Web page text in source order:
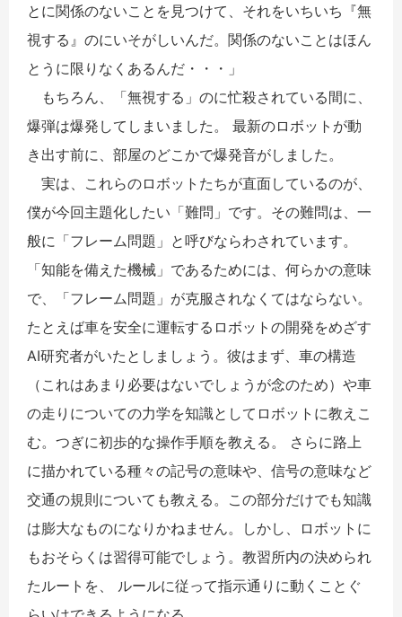
とに関係のないことを見つけて、それをいちいち『無
視する』のにいそがしいんだ。関係のないことはほん
とうに限りなくあるんだ・・・」
もちろん、「無視する」のに忙殺されている間に、
爆弾は爆発してしまいました。 最新のロボットが動
き出す前に、部屋のどこかで爆発音がしました。
実は、これらのロボットたちが直面しているのが、
僕が今回主題化したい「難問」です。その難問は、一
般に「フレーム問題」と呼びならわされています。
「知能を備えた機械」であるためには、何らかの意味
で、「フレーム問題」が克服されなくてはならない。
たとえば車を安全に運転するロボットの開発をめざす
AI研究者がいたとしましょう。彼はまず、車の構造
（これはあまり必要はないでしょうが念のため）や車
の走りについての力学を知識としてロボットに教えこ
む。つぎに初歩的な操作手順を教える。 さらに路上
に描かれている種々の記号の意味や、信号の意味など
交通の規則についても教える。この部分だけでも知識
は膨大なものになりかねません。しかし、ロボットに
もおそらくは習得可能でしょう。教習所内の決められ
たルートを、 ルールに従って指示通りに動くことぐ